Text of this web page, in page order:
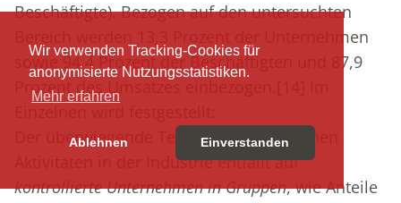
Wir verwenden Tracking-Cookies für
anonymisierte Nutzungsstatistiken.
Mehr erfahren
Ablehnen Einverstanden
Beschäftigte). Bezogen auf den untersuchten
Bereich werden 13,3 Prozent der Unternehmen
sowie 94,4 Prozent der Beschäftigten und 87,9
Prozent des Umsatzes einbezogen.
Der überwiegende Teil der wirtschaftlichen
Aktivitäten in der Industrie entfällt auf
kontrollierte Unternehmen in Gruppen, wie Anteile